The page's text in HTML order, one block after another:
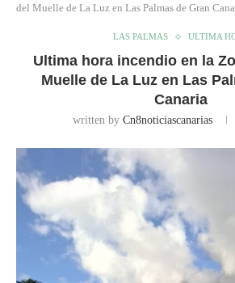
del Muelle de La Luz en Las Palmas de Gran
LAS PALMAS ULTIMA
Ultima hora incendio en la
Muelle de La Luz en Las
Canaria
written by Cn8noticiascanarias